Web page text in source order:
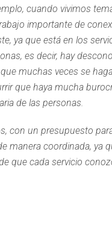
cuando vivimos
importante de
ya que está en los
es decir, hay
muchas veces se
que haya mucha
de las personas.
con un presupuesto
manera coordinada, ya
que cada servicio